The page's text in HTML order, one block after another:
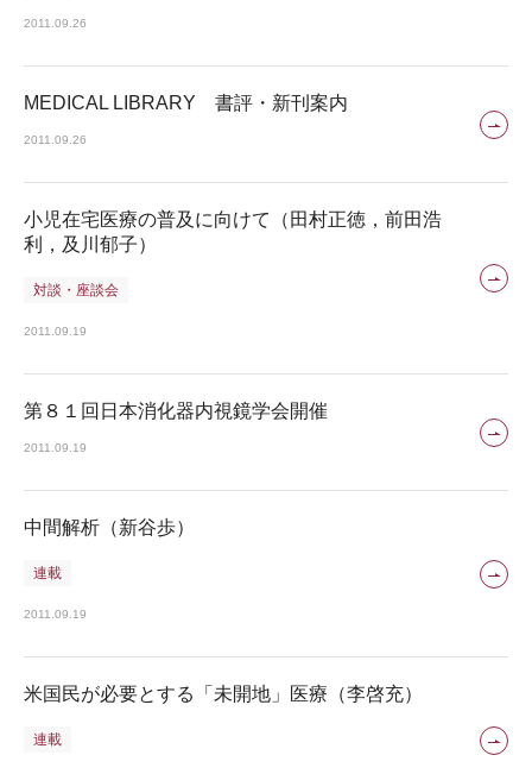
2011.09.26
MEDICAL LIBRARY 書評・新刊案内
2011.09.26
小児在宅医療の普及に向けて（田村正徳，前田浩
利，及川郁子）
対談・座談会
2011.09.19
第８１回日本消化器内視鏡学会開催
2011.09.19
中間解析（新谷歩）
連載
2011.09.19
米国民が必要とする「未開地」医療（李啓充）
連載